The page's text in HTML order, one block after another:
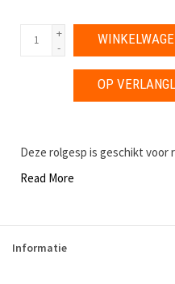
+
-
OP
Deze rolgesp is geschikt voor
Read More
Informatie